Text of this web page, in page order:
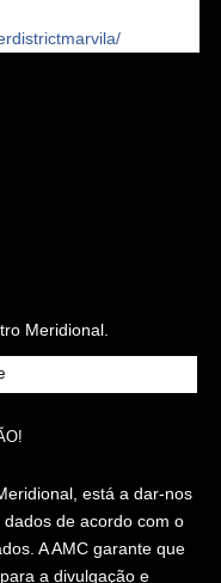
Meridional.
está a dar-nos
de acordo com o
A AMC garante que
a divulgação e